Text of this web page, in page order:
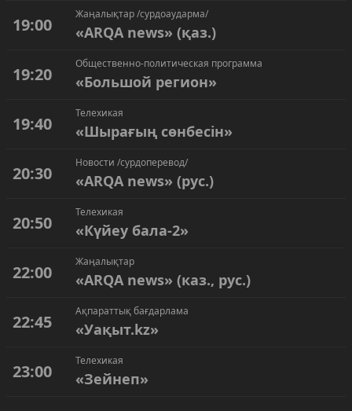
19:00
Жаңалықтар /сурдоаударма/
«ARQA news» (қаз.)
19:20
Общественно-политическая программа
«Большой регион»
19:40
Телехикая
«Шырағың сөнбесін»
20:30
Новости /сурдоперевод/
«ARQA news» (рус.)
20:50
Телехикая
«Күйеу бала-2»
22:00
Жаңалықтар
«ARQA news» (каз., рус.)
22:45
Ақпараттық бағдарлама
«Уақыт.kz»
23:00
Телехикая
«Зейнеп»